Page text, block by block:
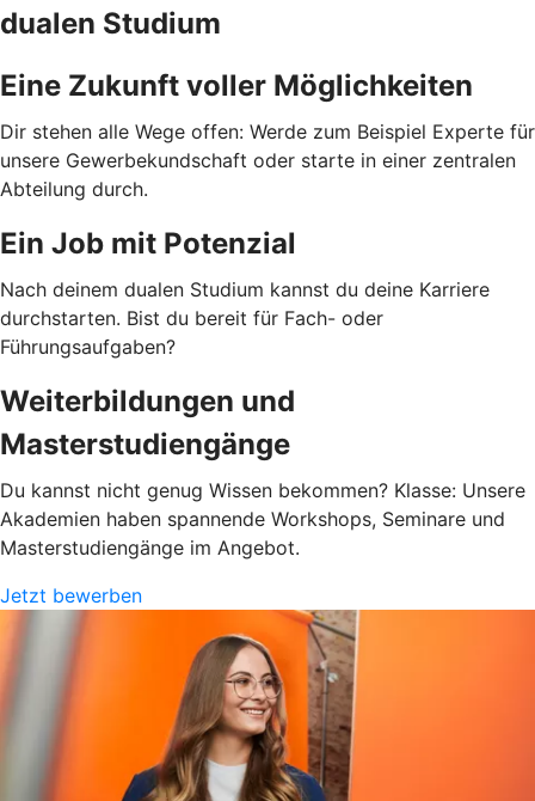
dualen Studium
Eine Zukunft voller Möglichkeiten
Dir stehen alle Wege offen: Werde zum Beispiel Experte für
unsere Gewerbekundschaft oder starte in einer zentralen
Abteilung durch.
Ein Job mit Potenzial
Nach deinem dualen Studium kannst du deine Karriere
durchstarten. Bist du bereit für Fach- oder
Führungsaufgaben?
Weiterbildungen und
Masterstudiengänge
Du kannst nicht genug Wissen bekommen? Klasse: Unsere
Akademien haben spannende Workshops, Seminare und
Masterstudiengänge im Angebot.
Jetzt bewerben